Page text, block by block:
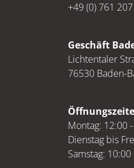
+49 (0) 761
Geschäft
Lichtentaler
76530 Baden-
Montag: 12:00
Dienstag bis
Samstag: